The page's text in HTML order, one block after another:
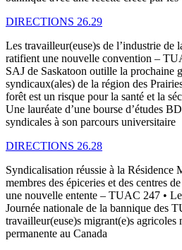
DIRECTIONS 26.29
Les travailleur(euse)s de l’industrie de
ratifient une nouvelle convention –
SAJ de Saskatoon outille la prochaine
syndicaux(ales) de la région des
forêt est un risque pour la santé et la
Une lauréate d’une bourse d’études
syndicales à son parcours universitaire
DIRECTIONS 26.28
Syndicalisation réussie à la Résidence
membres des épiceries et des centres
une nouvelle entente – TUAC 247 •
Journée nationale de la bannique des
travailleur(euse)s migrant(e)s agricoles
permanente au Canada